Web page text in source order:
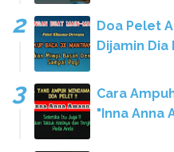
Doa Pelet
Dijamin Dia
Cara
"Inna Anna